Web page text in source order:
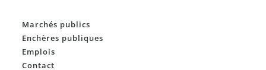
Marchés publics
Enchères publiques
Emplois
Contact